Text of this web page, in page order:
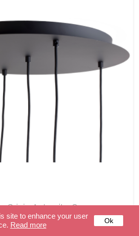
Grigio Antracite Opaca
site to enhance your user
Read more Ok